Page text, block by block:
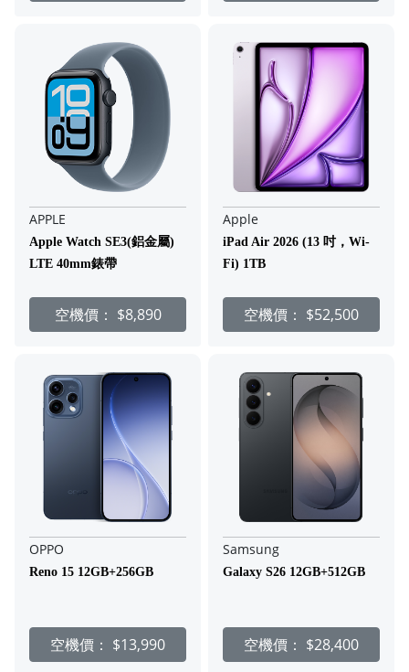
APPLE
Apple Watch SE3(鋁金屬)
LTE 40mm錶帶
空機價： $8,890
Apple
iPad Air 2026 (13 吋，Wi-
Fi) 1TB
空機價： $52,500
OPPO
Reno 15 12GB+256GB
空機價： $13,990
Samsung
Galaxy S26 12GB+512GB
空機價： $28,400